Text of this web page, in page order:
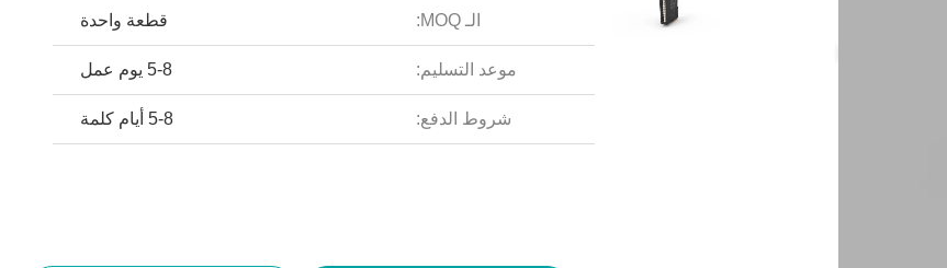
الـ MOQ: قطعة واحدة
موعد التسليم: 5-8 يوم عمل
شروط الدفع: 5-8 أيام كلمة